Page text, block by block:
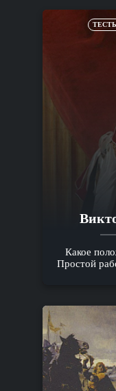
Какое
Простой